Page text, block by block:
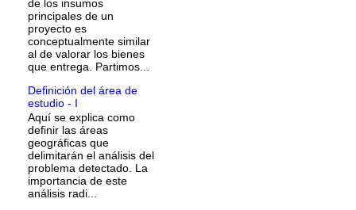
de los insumos
principales de un
proyecto es
conceptualmente similar
al de valorar los bienes
que entrega. Partimos...
Definición del área de
estudio - I
Aquí se explica como
definir las áreas
geográficas que
delimitarán el análisis del
problema detectado. La
importancia de este
análisis radi...